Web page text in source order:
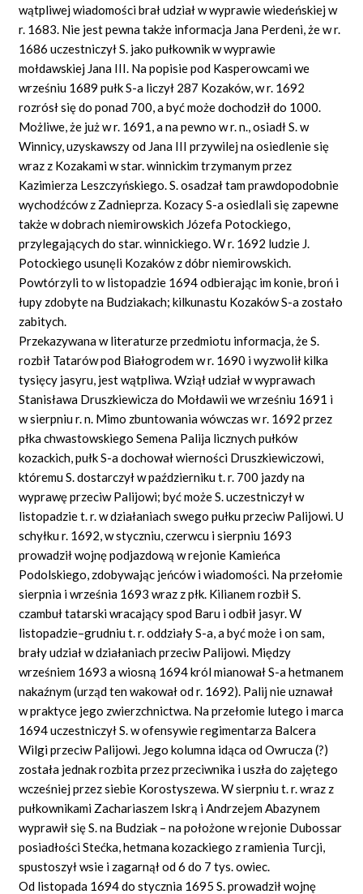
wątpliwej wiadomości brał udział w wyprawie wiedeńskiej w
r. 1683. Nie jest pewna także informacja Jana Perdeni, że w r.
1686 uczestniczył S. jako pułkownik w wyprawie
mołdawskiej Jana III. Na popisie pod Kasperowcami we
wrześniu 1689 pułk S-a liczył 287 Kozaków, w r. 1692
rozrósł się do ponad 700, a być może dochodził do 1000.
Możliwe, że już w r. 1691, a na pewno w r. n., osiadł S. w
Winnicy, uzyskawszy od Jana III przywilej na osiedlenie się
wraz z Kozakami w star. winnickim trzymanym przez
Kazimierza Leszczyńskiego. S. osadzał tam prawdopodobnie
wychodźców z Zadnieprza. Kozacy S-a osiedlali się zapewne
także w dobrach niemirowskich Józefa Potockiego,
przylegających do star. winnickiego. W r. 1692 ludzie J.
Potockiego usunęli Kozaków z dóbr niemirowskich.
Powtórzyli to w listopadzie 1694 odbierając im konie, broń i
łupy zdobyte na Budziakach; kilkunastu Kozaków S-a zostało
zabitych.
Przekazywana w literaturze przedmiotu informacja, że S.
rozbił Tatarów pod Białogrodem w r. 1690 i wyzwolił kilka
tysięcy jasyru, jest wątpliwa. Wziął udział w wyprawach
Stanisława Druszkiewicza do Mołdawii we wrześniu 1691 i
w sierpniu r. n. Mimo zbuntowania wówczas w r. 1692 przez
płka chwastowskiego Semena Palija licznych pułków
kozackich, pułk S-a dochował wierności Druszkiewiczowi,
któremu S. dostarczył w październiku t. r. 700 jazdy na
wyprawę przeciw Palijowi; być może S. uczestniczył w
listopadzie t. r. w działaniach swego pułku przeciw Palijowi. U
schyłku r. 1692, w styczniu, czerwcu i sierpniu 1693
prowadził wojnę podjazdową w rejonie Kamieńca
Podolskiego, zdobywając jeńców i wiadomości. Na przełomie
sierpnia i września 1693 wraz z płk. Kilianem rozbił S.
czambuł tatarski wracający spod Baru i odbił jasyr. W
listopadzie–grudniu t. r. oddziały S-a, a być może i on sam,
brały udział w działaniach przeciw Palijowi. Między
wrześniem 1693 a wiosną 1694 król mianował S-a hetmanem
nakaźnym (urząd ten wakował od r. 1692). Palij nie uznawał
w praktyce jego zwierzchnictwa. Na przełomie lutego i marca
1694 uczestniczył S. w ofensywie regimentarza Balcera
Wilgi przeciw Palijowi. Jego kolumna idąca od Owrucza (?)
została jednak rozbita przez przeciwnika i uszła do zajętego
wcześniej przez siebie Korostyszewa. W sierpniu t. r. wraz z
pułkownikami Zachariaszem Iskrą i Andrzejem Abazynem
wyprawił się S. na Budziak – na położone w rejonie Dubossar
posiadłości Stećka, hetmana kozackiego z ramienia Turcji,
spustoszył wsie i zagarnął od 6 do 7 tys. owiec.
Od listopada 1694 do stycznia 1695 S. prowadził wojnę